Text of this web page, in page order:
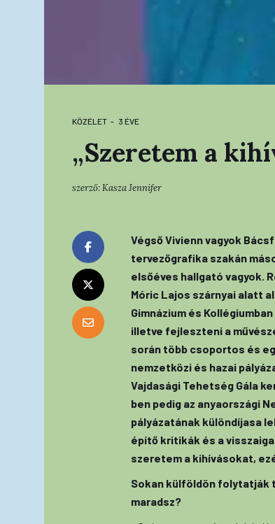
KÖZÉLET 3 ÉVE
„Szeretem a
szerző:Kasza Jennifer
Végső Vivienn vagyok
tervezőgrafika szakán
elsőéves hallgató vagyok.
Móric Lajos szárnyai alatt
Gimnázium és
illetve fejleszteni a
során több csoportos és
nemzetközi és hazai
Vajdasági Tehetség Gála
ben pedig az anyaországi
pályázatának különdíjasa
építő kritikák és a
szeretem a kihívásokat,
Sokan külföldön folytatják
maradsz?